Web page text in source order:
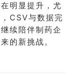
明显提升，尤
CSV与数据完
续陪伴制药企
的新挑战。